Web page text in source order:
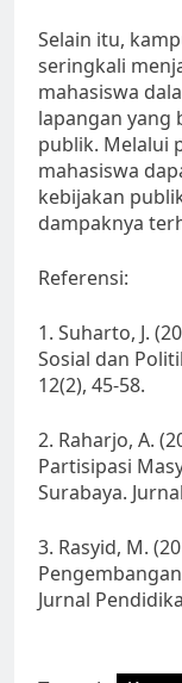
Selain itu,
seringkali
mahasiswa
lapangan yang
publik. Melalui
mahasiswa
kebijakan
dampaknya
Referensi:
1. Suharto, J.
Sosial dan
12(2), 45-58.
2. Raharjo, A.
Partisipasi
Surabaya.
3. Rasyid, M.
Jurnal